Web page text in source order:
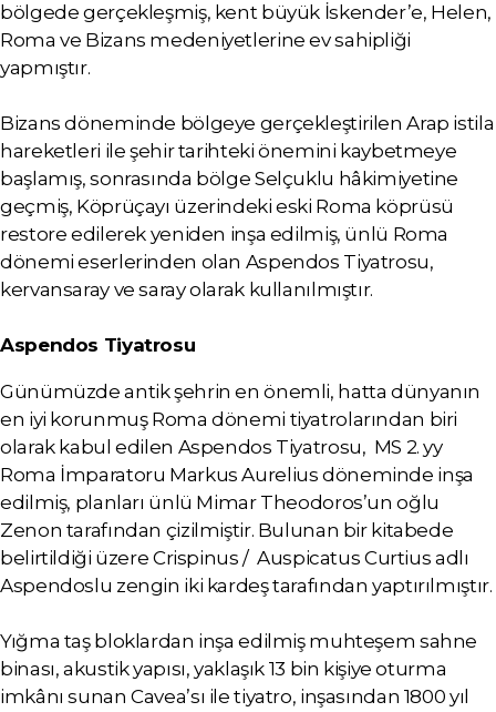
bölgede gerçekleşmiş, kent büyük İskender’e, Helen,
Roma ve Bizans medeniyetlerine ev sahipliği
yapmıştır.
Bizans döneminde bölgeye gerçekleştirilen Arap istila
hareketleri ile şehir tarihteki önemini kaybetmeye
başlamış, sonrasında bölge Selçuklu hâkimiyetine
geçmiş, Köprüçayı üzerindeki eski Roma köprüsü
restore edilerek yeniden inşa edilmiş, ünlü Roma
dönemi eserlerinden olan Aspendos Tiyatrosu,
kervansaray ve saray olarak kullanılmıştır.
Aspendos Tiyatrosu
Günümüzde antik şehrin en önemli, hatta dünyanın
en iyi korunmuş Roma dönemi tiyatrolarından biri
olarak kabul edilen Aspendos Tiyatrosu, MS 2. yy
Roma İmparatoru Markus Aurelius döneminde inşa
edilmiş, planları ünlü Mimar Theodoros’un oğlu
Zenon tarafından çizilmiştir. Bulunan bir kitabede
belirtildiği üzere Crispinus / Auspicatus Curtius adlı
Aspendoslu zengin iki kardeş tarafından yaptırılmıştır.
Yığma taş bloklardan inşa edilmiş muhteşem sahne
binası, akustik yapısı, yaklaşık 13 bin kişiye oturma
imkânı sunan Cavea’sı ile tiyatro, inşasından 1800 yıl